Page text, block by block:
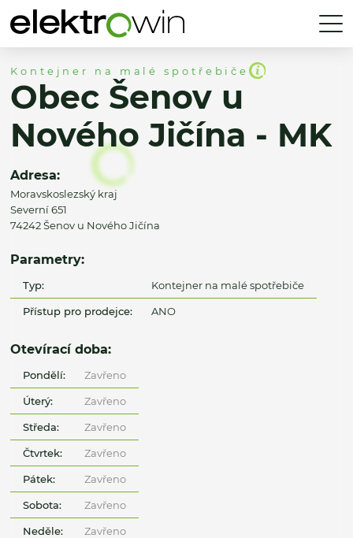
Kontejner na malé spotřebiče
Obec Šenov u
Nového Jičína - MK
Adresa:
Moravskoslezský kraj
Severní 651
74242 Šenov u Nového Jičína
Parametry:
Typ: Kontejner na malé spotřebiče
Přístup pro prodejce: ANO
Otevírací doba:
Pondělí: Zavřeno
Úterý: Zavřeno
Středa: Zavřeno
Čtvrtek: Zavřeno
Pátek: Zavřeno
Sobota: Zavřeno
Neděle: Zavřeno